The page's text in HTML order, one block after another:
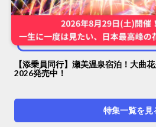
ツアー 人気ランキングで厳選！失
特集一覧を見